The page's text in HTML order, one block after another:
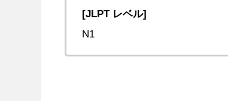
[JLPT レベル]
N1